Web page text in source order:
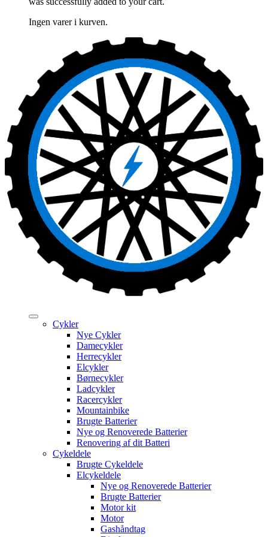
Ingen varer i kurven.
Cykler
Nye Cykler
Damecykler
Herrecykler
Elcykler
Børnecykler
Ladcykler
Racercykler
Mountainbike
Brugte Batterier
Nye og Renoverede Batterier
Renovering af dit Batteri
Cykeldele
Brugte Cykeldele
Elcykeldele
Nye og Renoverede Batterier
Brugte Batterier
Motor kit
Motor
Gashåndtag